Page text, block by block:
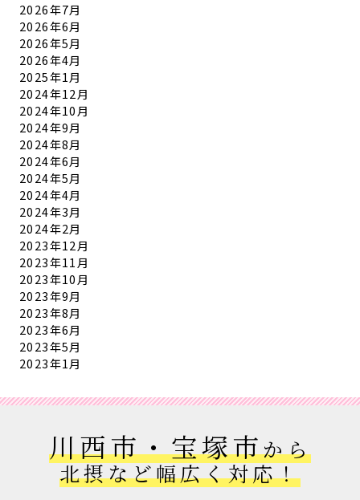
2026年7月
2026年6月
2026年5月
2026年4月
2025年1月
2024年12月
2024年10月
2024年9月
2024年8月
2024年6月
2024年5月
2024年4月
2024年3月
2024年2月
2023年12月
2023年11月
2023年10月
2023年9月
2023年8月
2023年6月
2023年5月
2023年1月
川西市・宝塚市から
北摂など幅広く対応！